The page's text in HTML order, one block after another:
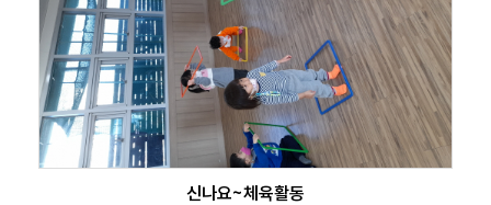
신나요~체육활동